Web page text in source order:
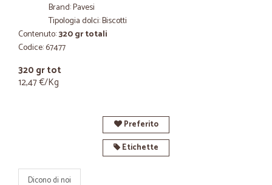
Brand: Pavesi
Tipologia dolci: Biscotti
Contenuto:320 gr totali
Codice: 67477
320 gr tot
12,47 €/Kg
Preferito
Etichette
Dicono di noi